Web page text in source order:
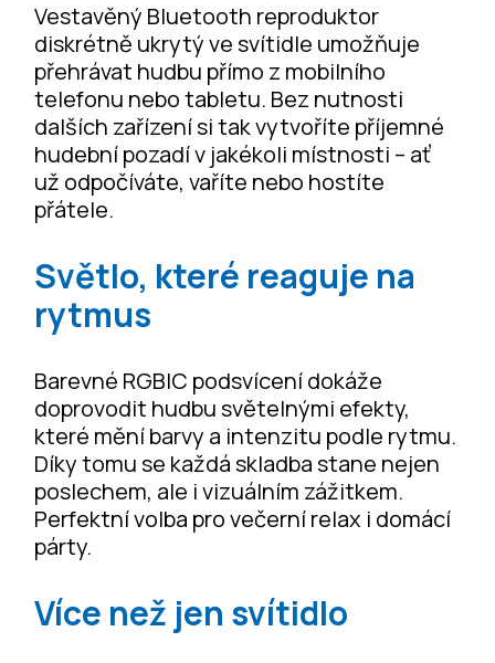
Vestavěný Bluetooth reproduktor
diskrétně ukrytý ve svítidle umožňuje
přehrávat hudbu přímo z mobilního
telefonu nebo tabletu. Bez nutnosti
dalších zařízení si tak vytvoříte příjemné
hudební pozadí v jakékoli místnosti – ať
už odpočíváte, vaříte nebo hostíte
přátele.
Světlo, které reaguje na
rytmus
Barevné RGBIC podsvícení dokáže
doprovodit hudbu světelnými efekty,
které mění barvy a intenzitu podle rytmu.
Díky tomu se každá skladba stane nejen
poslechem, ale i vizuálním zážitkem.
Perfektní volba pro večerní relax i domácí
párty.
Více než jen svítidlo